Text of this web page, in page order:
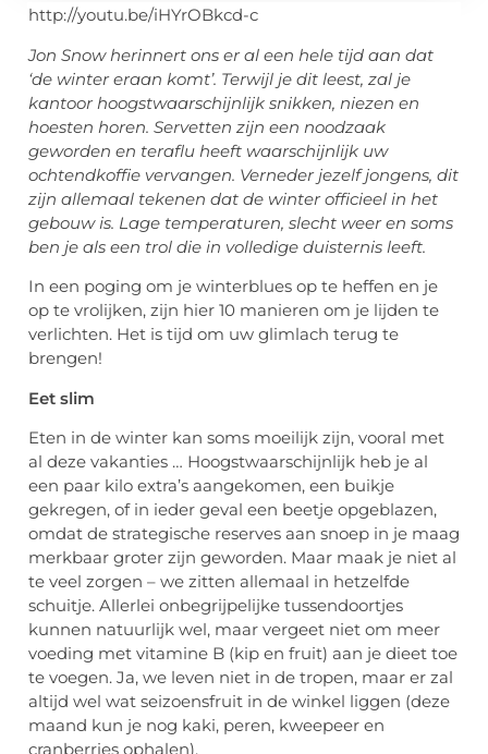
http://youtu.be/iHYrOBkcd-c
Jon Snow herinnert ons er al een hele tijd aan dat
‘de winter eraan komt’. Terwijl je dit leest, zal je
kantoor hoogstwaarschijnlijk snikken, niezen en
hoesten horen. Servetten zijn een noodzaak
geworden en teraflu heeft waarschijnlijk uw
ochtendkoffie vervangen. Verneder jezelf jongens, dit
zijn allemaal tekenen dat de winter officieel in het
gebouw is. Lage temperaturen, slecht weer en soms
ben je als een trol die in volledige duisternis leeft.
In een poging om je winterblues op te heffen en je
op te vrolijken, zijn hier 10 manieren om je lijden te
verlichten. Het is tijd om uw glimlach terug te
brengen!
Eet slim
Eten in de winter kan soms moeilijk zijn, vooral met
al deze vakanties … Hoogstwaarschijnlijk heb je al
een paar kilo extra’s aangekomen, een buikje
gekregen, of in ieder geval een beetje opgeblazen,
omdat de strategische reserves aan snoep in je maag
merkbaar groter zijn geworden. Maar maak je niet al
te veel zorgen – we zitten allemaal in hetzelfde
schuitje. Allerlei onbegrijpelijke tussendoortjes
kunnen natuurlijk wel, maar vergeet niet om meer
voeding met vitamine B (kip en fruit) aan je dieet toe
te voegen. Ja, we leven niet in de tropen, maar er zal
altijd wel wat seizoensfruit in de winkel liggen (deze
maand kun je nog kaki, peren, kweepeer en
cranberries ophalen).